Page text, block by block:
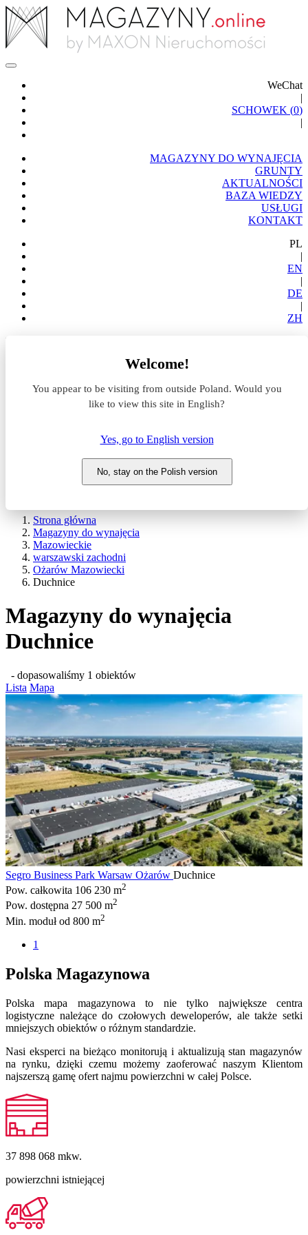
WeChat
|
SCHOWEK (0)
|
MAGAZYNY DO WYNAJĘCIA
GRUNTY
AKTUALNOŚCI
BAZA WIEDZY
USŁUGI
KONTAKT
PL
|
EN
|
DE
|
ZH
Welcome!
You appear to be visiting from outside Poland. Would you
like to view this site in English?
Yes, go to English version
No, stay on the Polish version
Lokalizacja
Strona główna
Magazyny do wynajęcia
Mazowieckie
warszawski zachodni
Ożarów Mazowiecki
Duchnice
Magazyny do wynajęcia
Duchnice
- dopasowaliśmy 1 obiektów
Lista Mapa
Segro Business Park Warsaw Ożarów Duchnice
Pow. całkowita 106 230 m2
Pow. dostępna 27 500 m2
Min. modułod 800 m2
1
Polska Magazynowa
Polska mapa magazynowa to nie tylko największe centra
logistyczne należące do czołowych deweloperów, ale także setki
mniejszych obiektów o różnym standardzie.
Nasi eksperci na bieżąco monitorują i aktualizują stan magazynów
na rynku, dzięki czemu możemy zaoferować naszym Klientom
najszerszą gamę ofert najmu powierzchni w całej Polsce.
37 898 068 mkw.
powierzchni istniejącej